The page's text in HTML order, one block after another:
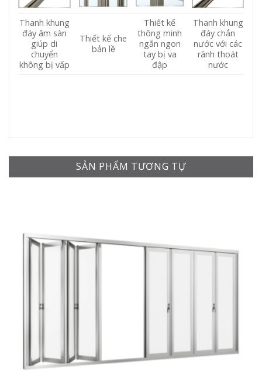
Thanh khung
đáy âm sàn
giúp di
chuyển
không bị vấp
Thiết kế che
bản lề
Thiết kế
thông minh
ngắn ngon
tay bị va
đập
Thanh khung
đáy chắn
nước với các
rãnh thoát
nước
SẢN PHẨM TƯƠNG TỰ